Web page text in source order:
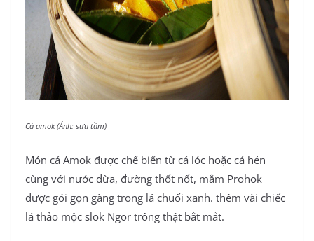
Cá amok (Ảnh: sưu tầm)
Món cá Amok được chế biến từ cá lóc hoặc cá hẻn
cùng với nước dừa, đường thốt nốt, mắm Prohok
được gói gọn gàng trong lá chuối xanh. thêm vài chiếc
lá thảo mộc slok Ngor trông thật bắt mắt.